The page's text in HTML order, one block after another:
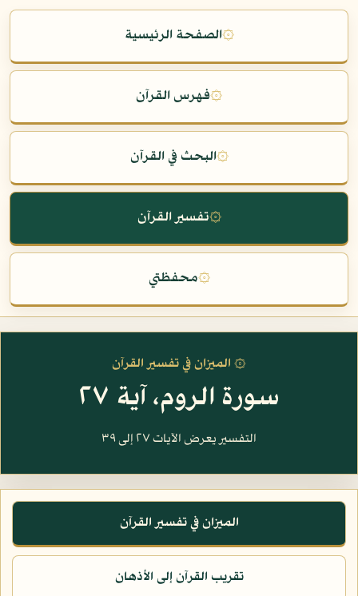
۞الصفحة الرئيسية
۞فهرس القرآن
۞البحث في القرآن
۞تفسير القرآن
۞محفظتي
۞ الميزان في تفسير القرآن
سورة الروم، آية ٢٧
التفسير يعرض الآيات ٢٧ إلى ٣٩
الميزان في تفسير القرآن
تقريب القرآن إلى الأذهان